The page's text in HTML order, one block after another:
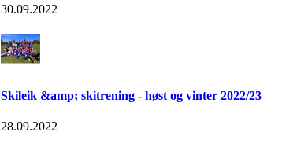
30.09.2022
Skileik &amp; skitrening - høst og vinter 2022/23
28.09.2022